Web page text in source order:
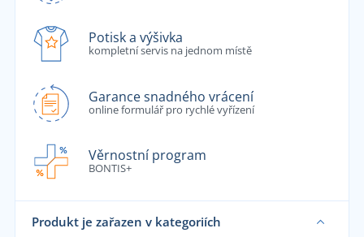
Potisk a výšivka
kompletní servis na jednom místě
Garance snadného vrácení
online formulář pro rychlé vyřízení
Věrnostní program
BONTIS+
Produkt je zařazen v kategoriích